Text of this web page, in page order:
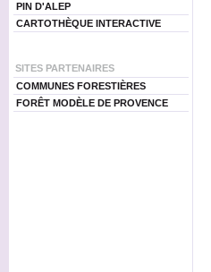
PIN D'ALEP
CARTOTHÈQUE INTERACTIVE
SITES PARTENAIRES
COMMUNES FORESTIÈRES
FORÊT MODÈLE DE PROVENCE